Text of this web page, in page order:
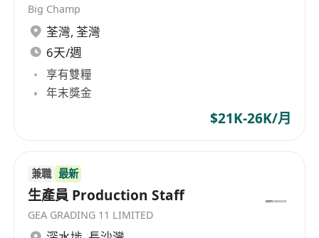
Big Champ
荃灣, 荃灣
6天/週
享有雙糧
年末獎金
$21K-26K/月
兼職 最新
生產員 Production Staff
GEA GRADING 11 LIMITED